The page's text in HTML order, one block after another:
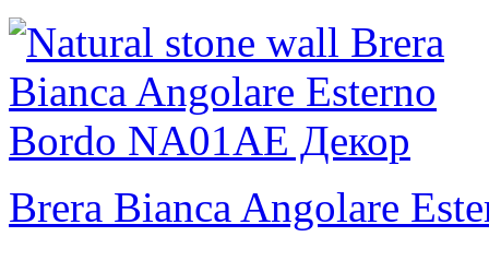
Brera Bianca Angolare